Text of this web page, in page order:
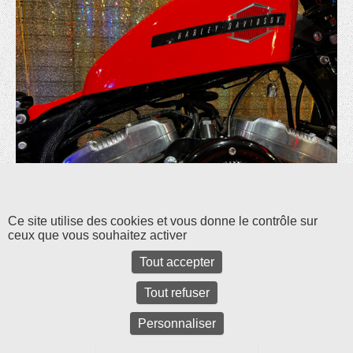
Ce site utilise des cookies et vous donne le contrôle sur
ceux que vous souhaitez activer
Tout accepter
Tout refuser
Personnaliser